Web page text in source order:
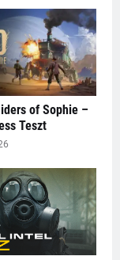
of Sophie –
Teszt